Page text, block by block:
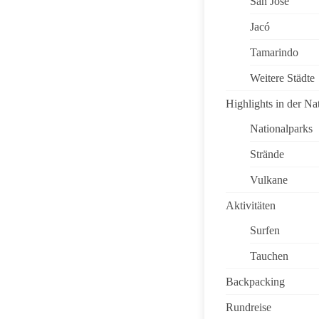
Jacó
Tamarindo
Weitere Städte
Highlights in der
Nationalparks
Strände
Vulkane
Aktivitäten
Surfen
Tauchen
Backpacking
Rundreise